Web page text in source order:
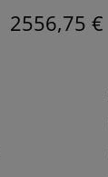
2556,75 €